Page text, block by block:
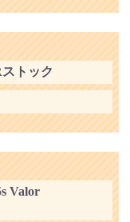
トック
Valor